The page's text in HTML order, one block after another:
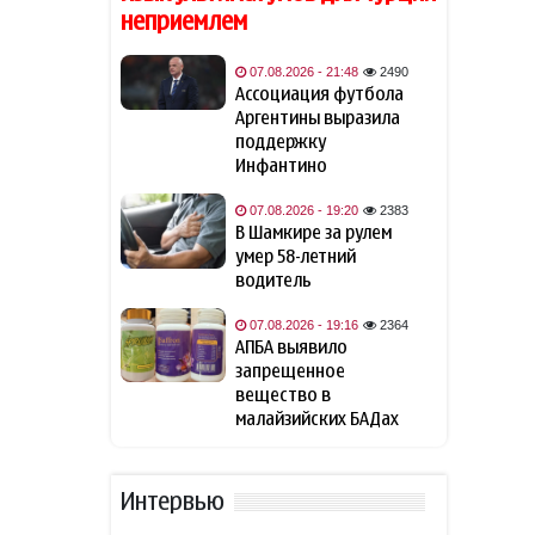
"Ливерпуль"
18:02
Зеленский: США будут
ежемесячно поставлять
Украине ракеты-
перехватчики для Patriot
18:00
Иран готов открыть
Ормузский пролив, если США
примут условия Тегерана
проход судов в Чёрном море
16:02
Вучич назвал
маловероятным скорое
вступление Сербии в ЕС
"сделает все" для помощи
неприемлем
07.08.2026 - 21:48 2490
Ассоциация футбола
Аргентины выразила
поддержку
Инфантино
07.08.2026 - 19:20 2383
В Шамкире за рулем
умер 58-летний
водитель
07.08.2026 - 19:16 2364
АПБА выявило
запрещенное
вещество в
малайзийских БАДах
Интервью